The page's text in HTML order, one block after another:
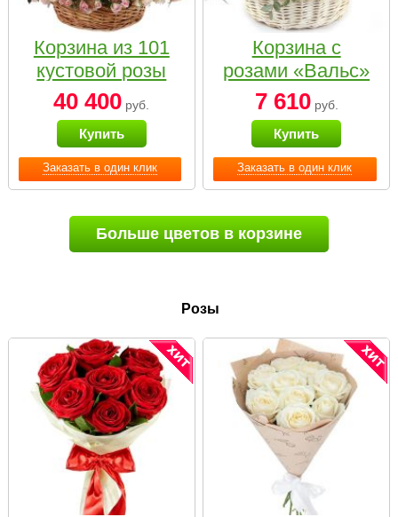
Заказать в один клик
Корзина из 101
кустовой розы
нежных тонов
40 400 руб.
Купить
Заказать в один клик
Корзина с
розами «Вальс»
7 610руб.
Купить
Больше цветов в корзине
Розы